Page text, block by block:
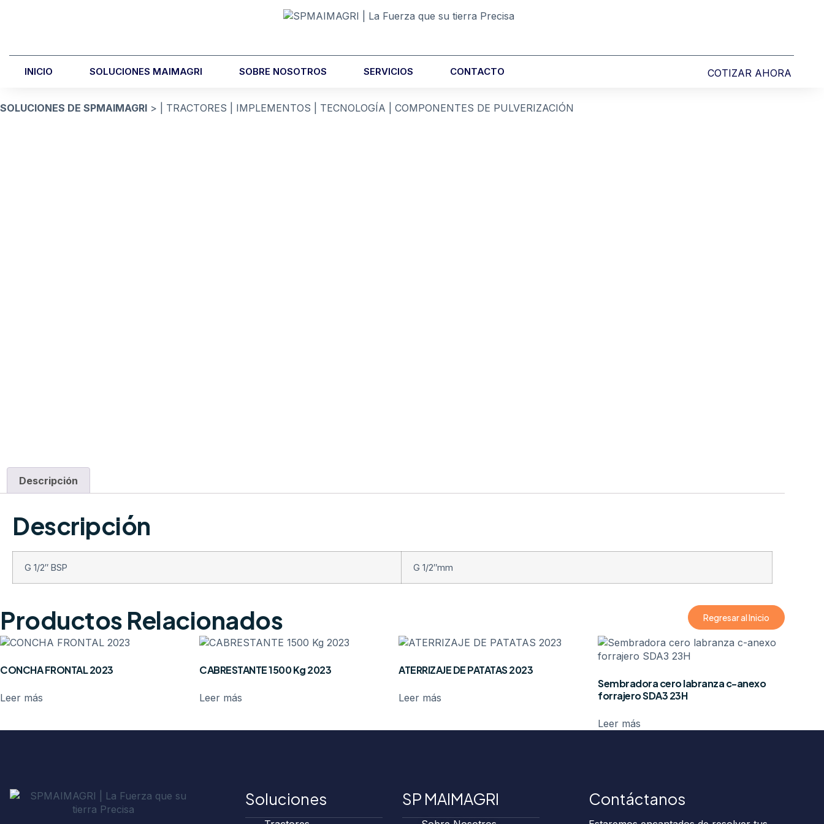
INICIO SOLUCIONES MAIMAGRI SOBRE NOSOTROS SERVICIOS CONTACTO COTIZAR AHORA
SOLUCIONES DE SPMAIMAGRI > | TRACTORES IMPLEMENTOS TECNOLOGÍA COMPONENTES DE PULVERIZACIÓN
Descripción
Descripción
G 1/2″ BSP G 1/2″mm
Productos Relacionados Regresar al Inicio
CONCHA FRONTAL 2023
Leer más
CABRESTANTE 1500 Kg 2023
Leer más
ATERRIZAJE DE PATATAS 2023
Leer más
Sembradora cero labranza c-anexo
forrajero SDA3 23H
Leer más
Soluciones SP MAIMAGRI Contáctanos